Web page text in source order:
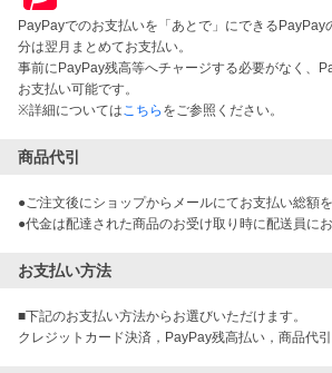
PayPayでのお支払いを「あとで」にできるPayPay
分は翌月まとめてお支払い。
事前にPayPay残高等へチャージする必要がなく、
お支払い可能です。
※詳細については こちら をご参照ください。
商品代引
●ご注文後にショップからメールにてお支払い総額
●代金は配達された商品のお受け取り時に配送員に
お支払い方法
■下記のお支払い方法からお選びいただけます。